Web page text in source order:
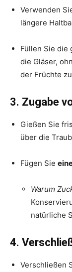
Verwenden
längere
Füllen Sie die
die Gläser,
der Früchte
3. Zugabe
Gießen Sie
über die
Fügen Sie
Warum
natürliche
4.
Verschließen